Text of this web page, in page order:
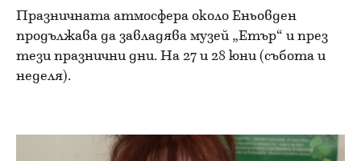
Празничната атмосфера около Еньовден
продължава да завладява музей „Етър“ и през
тези празнични дни. На 27 и 28 юни (събота и
неделя).